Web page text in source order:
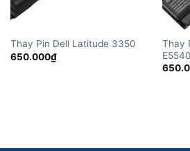
Thay Pin Dell Latitude 3350
650.000₫
Thay
E5540